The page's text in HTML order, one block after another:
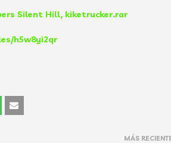
Silent Hill, kiketrucker.rar
h5w8yi2qr
MÁS